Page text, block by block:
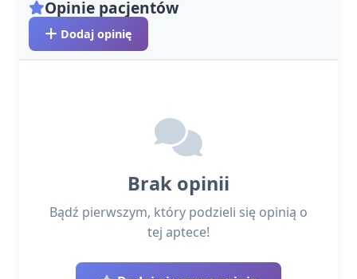
Opinie pacjentów
Dodaj opinię
Brak opinii
Bądź pierwszym, który podzieli się opinią o
tej aptece!